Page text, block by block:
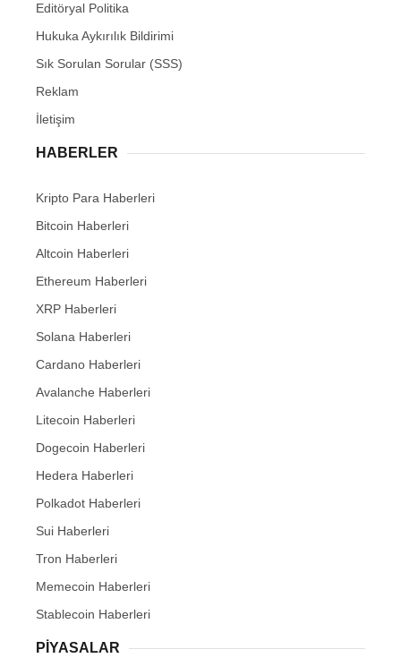
Editöryal Politika
Hukuka Aykırılık Bildirimi
Sık Sorulan Sorular (SSS)
Reklam
İletişim
HABERLER
Kripto Para Haberleri
Bitcoin Haberleri
Altcoin Haberleri
Ethereum Haberleri
XRP Haberleri
Solana Haberleri
Cardano Haberleri
Avalanche Haberleri
Litecoin Haberleri
Dogecoin Haberleri
Hedera Haberleri
Polkadot Haberleri
Sui Haberleri
Tron Haberleri
Memecoin Haberleri
Stablecoin Haberleri
PIYASALAR